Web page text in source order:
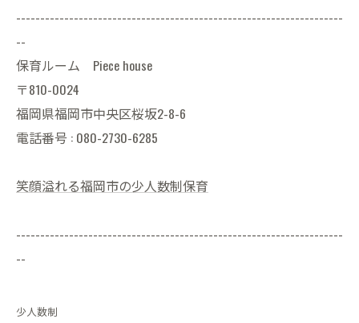
--------------------------------------------------------------------
--
保育ルーム Piece house
〒810-0024
福岡県福岡市中央区桜坂2-8-6
電話番号 : 080-2730-6285
笑顔溢れる福岡市の少人数制保育
--------------------------------------------------------------------
--
少人数制